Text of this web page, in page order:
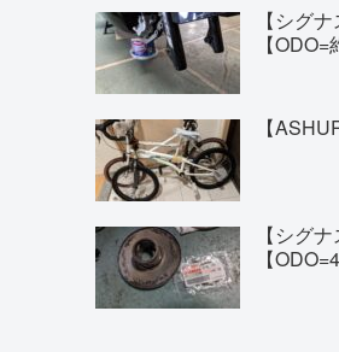
【シグ
【ODO=
【
【シグ
【